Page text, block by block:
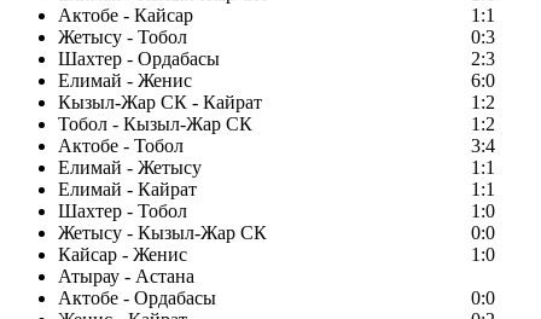
Актобе - Кайсар
1:1
Жетысу - Тобол
0:3
Шахтер - Ордабасы
2:3
Елимай - Женис
6:0
Кызыл-Жар СК - Кайрат
1:2
Тобол - Кызыл-Жар СК
1:2
Актобе - Тобол
3:4
Елимай - Жетысу
1:1
Елимай - Кайрат
1:1
Шахтер - Тобол
1:0
Жетысу - Кызыл-Жар СК
0:0
Кайсар - Женис
1:0
Атырау - Астана
Актобе - Ордабасы
0:0